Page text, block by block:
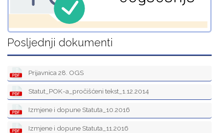
Posljednji dokumenti
Prijavnica 28. OGS
Statut_POK-a_pročišćeni tekst_1.12.2014
Izmjene i dopune Statuta_10.2016
Izmjene i dopune Statuta_11.2016